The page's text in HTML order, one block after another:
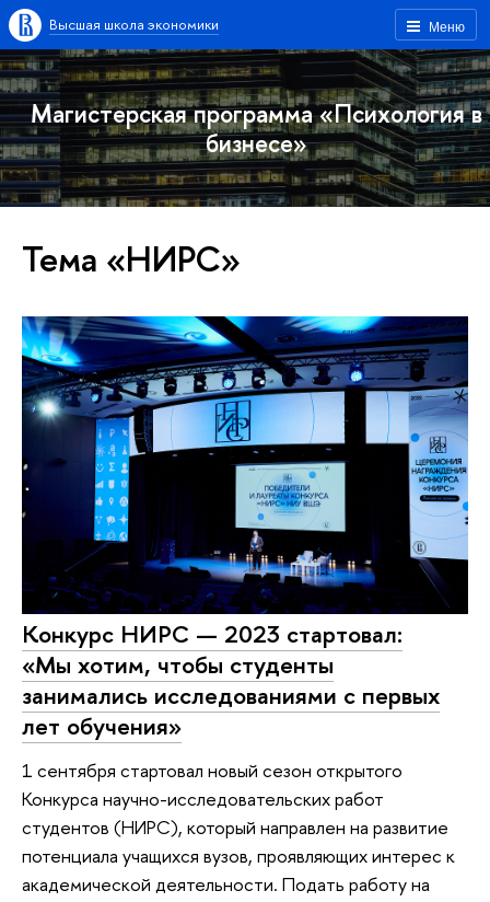
Меню
Высшая школа экономики
Магистерская программа «Психология в
бизнесе»
Тема «НИРС»
Конкурс НИРС — 2023 стартовал:
«Мы хотим, чтобы студенты
занимались исследованиями с первых
лет обучения»
1 сентября стартовал новый сезон открытого
Конкурса научно-исследовательских работ
студентов (НИРС), который направлен на развитие
потенциала учащихся вузов, проявляющих интерес к
академической деятельности. Подать работу на